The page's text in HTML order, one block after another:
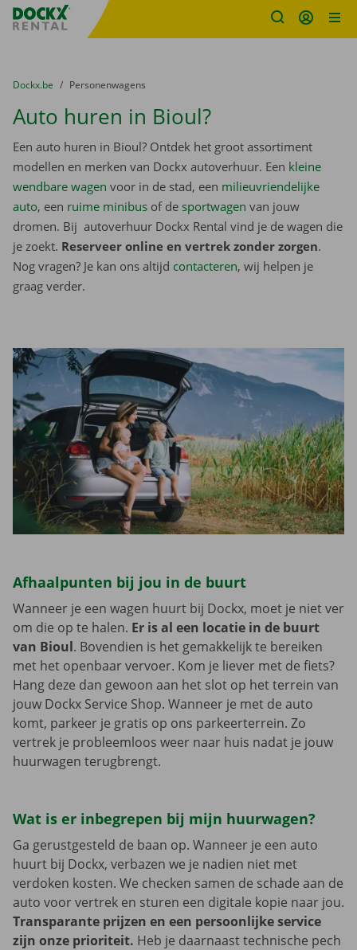
Fratello DEMO
U bevindt zich hier:
van
Dockx.be naar
Personenwagens
Auto huren in Bioul?
Een auto huren in Bioul? Ontdek het groot assortiment
modellen en merken van Dockx autoverhuur. Een kleine
wendbare wagen voor in de stad, een milieuvriendelijke
auto, een ruime minibus of de sportwagen van jouw
dromen. Bij autoverhuur Dockx Rental vind je de wagen die
je zoekt. Reserveer online en vertrek zonder zorgen.
Nog vragen? Je kan ons altijd contacteren, wij helpen je
graag verder.
Afhaalpunten bij jou in de buurt
Wanneer je een wagen huurt bij Dockx, moet je niet ver
om die op te halen. Er is al een locatie in de buurt
van Bioul. Bovendien is het gemakkelijk te bereiken
met het openbaar vervoer. Kom je liever met de fiets?
Hang deze dan gewoon aan het slot op het terrein van
jouw Dockx Service Shop. Wanneer je met de auto
komt, parkeer je gratis op ons parkeerterrein. Zo
vertrek je probleemloos weer naar huis nadat je jouw
huurwagen terugbrengt.
Wat is er inbegrepen bij mijn huurwagen?
Ga gerustgesteld de baan op. Wanneer je een auto
huurt bij Dockx, verbazen we je nadien niet met
verdoken kosten. We checken samen de schade aan de
auto voor vertrek en sturen een digitale kopie naar jou.
Transparante prijzen en een persoonlijke service
zijn onze prioriteit. Heb je daarnaast technische pech